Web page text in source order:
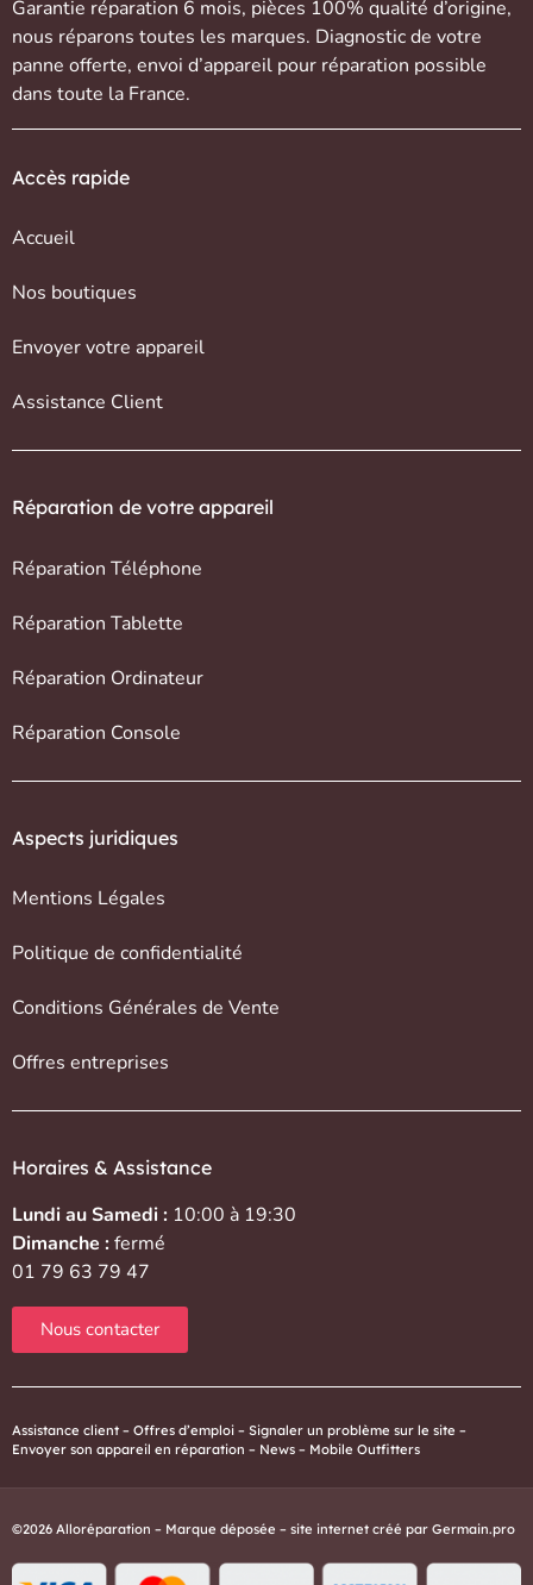
Garantie réparation 6 mois, pièces 100% qualité d’origine,
nous réparons toutes les marques. Diagnostic de votre
panne offerte, envoi d’appareil pour réparation possible
dans toute la France.
Accès rapide
Accueil
Nos boutiques
Envoyer votre appareil
Assistance Client
Réparation de votre appareil
Réparation Téléphone
Réparation Tablette
Réparation Ordinateur
Réparation Console
Aspects juridiques
Mentions Légales
Politique de confidentialité
Conditions Générales de Vente
Offres entreprises
Horaires & Assistance
Lundi au Samedi : 10:00 à 19:30
Dimanche :fermé
01 79 63 79 47
Nous contacter
Assistance client – Offres d’emploi – Signaler un problème sur le site –
Envoyer son appareil en réparation – News – Mobile Outfitters
©2026 Alloréparation – Marque déposée – site internet créé par Germain.pro